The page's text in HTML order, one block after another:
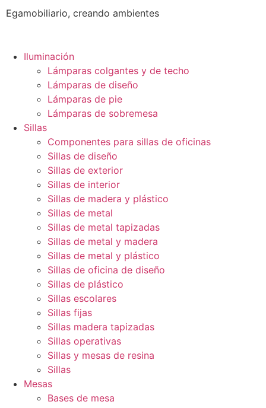
Egamobiliario, creando ambientes
Iluminación
Lámparas colgantes y de techo
Lámparas de diseño
Lámparas de pie
Lámparas de sobremesa
Sillas
Componentes para sillas de oficinas
Sillas de diseño
Sillas de exterior
Sillas de interior
Sillas de madera y plástico
Sillas de metal
Sillas de metal tapizadas
Sillas de metal y madera
Sillas de metal y plástico
Sillas de oficina de diseño
Sillas de plástico
Sillas escolares
Sillas fijas
Sillas madera tapizadas
Sillas operativas
Sillas y mesas de resina
Sillas
Mesas
Bases de mesa